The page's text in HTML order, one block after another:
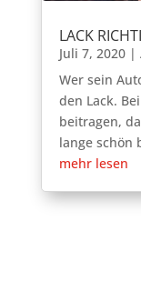
LACK
Juli 7, 2020|
Wer sein
den Lack.
beitragen,
lange schön
mehr lesen